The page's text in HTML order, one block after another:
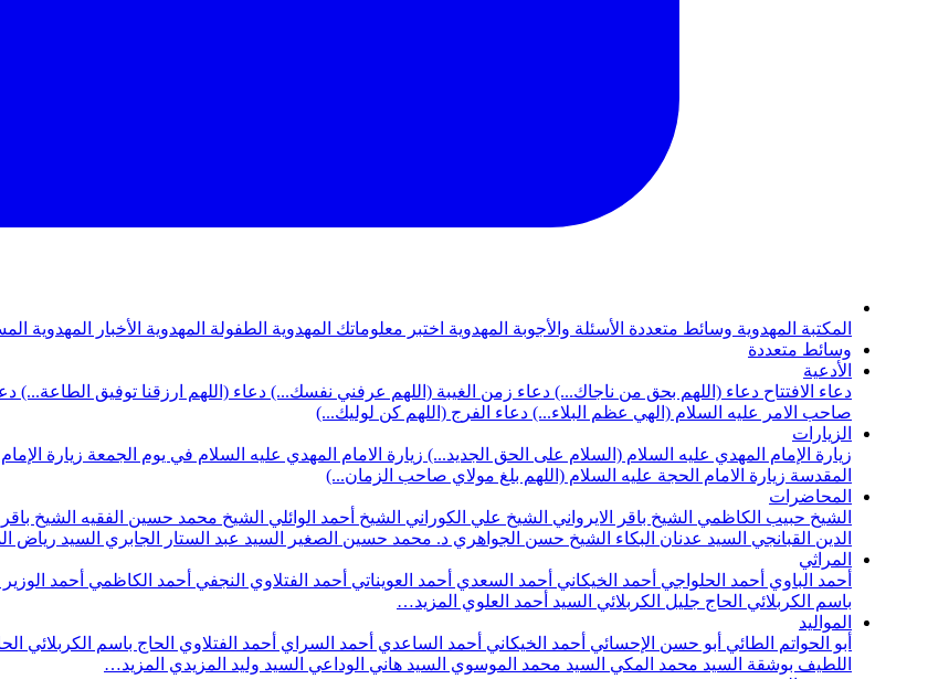
المكتبة المهدوية وسائط متعددة الأسئلة والأجوبة المهدوية اختبر معلوماتك المهدوية الطفولة المهدوية الأخبار المهدوية
وسائط متعددة
الأدعية
دعاء الافتتاح دعاء (اللهم بحق من ناجاك...) دعاء زمن الغيبة (اللهم عرفني نفسك...) دعاء (اللهم ارزقنا توفيق الطاعة...)
صاحب الامر عليه السلام (الهي عظم البلاء...) دعاء الفرج (اللهم كن لوليك...)
الزيارات
زيارة الإمام المهدي عليه السلام (السلام على الحق الجديد...) زيارة الامام المهدي عليه السلام في يوم الجمعة زيارة
المقدسة زيارة الامام الحجة عليه السلام (اللهم بلغ مولاي صاحب الزمان...)
المحاضرات
الشيخ حبيب الكاظمي الشيخ باقر الايرواني الشيخ علي الكوراني الشيخ أحمد الوائلي الشيخ محمد حسين الفقيه الشيخ
الدين القبانجي السيد عدنان البكاء الشيخ حسن الجواهري د. محمد حسين الصغير السيد عبد الستار الجابري السيد رياض
المراثي
أحمد الباوي أحمد الحلواجي أحمد الخيكاني أحمد السعدي أحمد العويناتي أحمد الفتلاوي النجفي أحمد الكاظمي أحمد الوزير
باسم الكربلائي الحاج جليل الكربلائي السيد أحمد العلوي المزيد…
المواليد
أبو الحواتم الطائي أبو حسن الإحسائي أحمد الخيكاني أحمد الساعدي أحمد السراي أحمد الفتلاوي الحاج باسم الكربلائي
اللطيف بوشقة السيد محمد المكي السيد محمد الموسوي السيد هاني الوداعي السيد وليد المزيدي المزيد…